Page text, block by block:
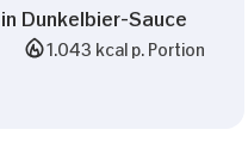
Dunkelbier-Sauce
1.043 kcal p. Portion